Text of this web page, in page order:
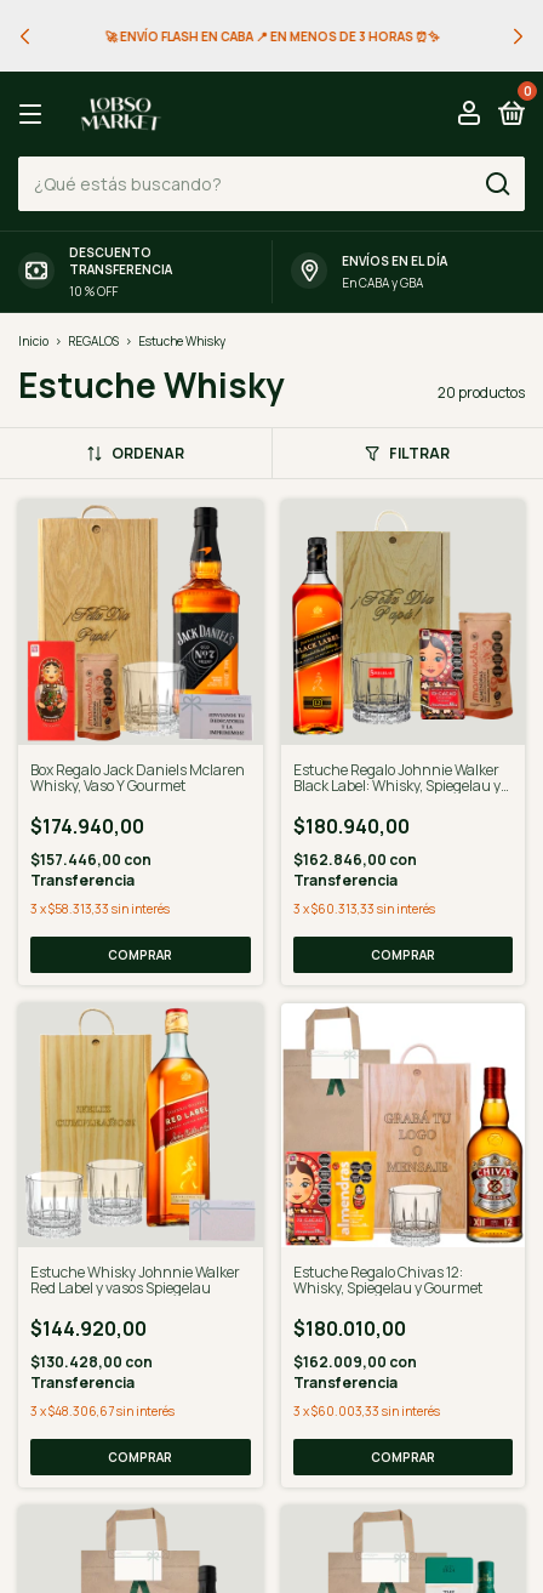
🚀 ENVÍO FLASH EN CABA 📍 EN MENOS DE 3 HORAS ⏰✨
0
DESCUENTO
TRANSFERENCIA
10 % OFF
ENVÍOS EN EL DÍA
En CABA y GBA
Inicio > REGALOS > Estuche Whisky
Estuche Whisky 20 productos
ORDENAR FILTRAR
Box Regalo Jack Daniels Mclaren
Whisky, Vaso Y Gourmet
$174.940,00
$157.446,00 con
Transferencia
3 x$58.313,33 sin interés
COMPRAR
Estuche Regalo Johnnie Walker
Black Label: Whisky, Spiegelau y
$180.940,00
$162.846,00 con
Transferencia
3 x$60.313,33 sin interés
COMPRAR
Estuche Whisky Johnnie Walker
Red Label y vasos Spiegelau
$144.920,00
$130.428,00 con
Transferencia
3 x$48.306,67sin interés
COMPRAR
Estuche Regalo Chivas 12:
Whisky, Spiegelau y Gourmet
$180.010,00
$162.009,00 con
Transferencia
3 x$60.003,33 sin interés
COMPRAR